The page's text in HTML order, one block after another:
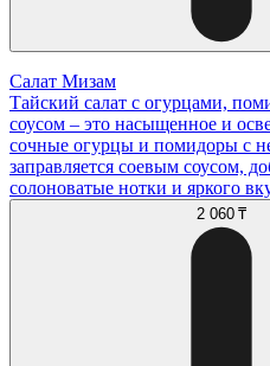
Салат Мизам
Тайский салат с огурцами,
соусом – это насыщенное и
сочные огурцы и помидоры с
заправляется соевым соусом,
солоноватые нотки и яркого
2 060 ₸